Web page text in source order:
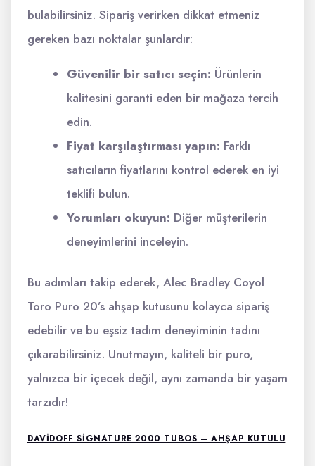
bulabilirsiniz. Sipariş verirken dikkat etmeniz
gereken bazı noktalar şunlardır:
Güvenilir bir satıcı seçin: Ürünlerin
kalitesini garanti eden bir mağaza tercih
edin.
Fiyat karşılaştırması yapın: Farklı
satıcıların fiyatlarını kontrol ederek en iyi
teklifi bulun.
Yorumları okuyun: Diğer müşterilerin
deneyimlerini inceleyin.
Bu adımları takip ederek, Alec Bradley Coyol
Toro Puro 20’s ahşap kutusunu kolayca sipariş
edebilir ve bu eşsiz tadım deneyiminin tadını
çıkarabilirsiniz. Unutmayın, kaliteli bir puro,
yalnızca bir içecek değil, aynı zamanda bir yaşam
tarzıdır!
DAVIDOFF SIGNATURE 2000 TUBOS – AHŞAP KUTULU